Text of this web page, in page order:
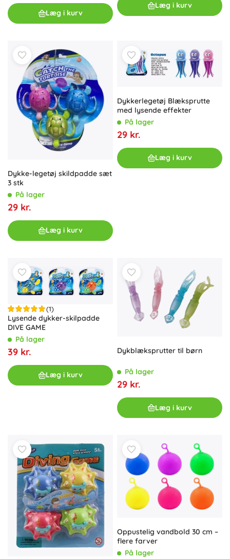
Læg i kurv
Læg i kurv
Dykke-legetøj skildpadde sæt
3 stk
På lager
29 kr.
Læg i kurv
Dykkerlegetøj Blæksprutte
med lysende effekter
På lager
29 kr.
Læg i kurv
(1)
Lysende dykker-skilpadde
DIVE GAME
På lager
39 kr.
Læg i kurv
Dykblæksprutter til børn
På lager
29 kr.
Læg i kurv
Oppustelig vandbold 30 cm –
flere farver
På lager